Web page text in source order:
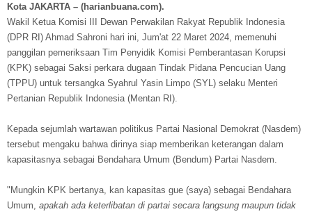
Kota JAKARTA – (harianbuana.com).
Wakil Ketua Komisi III Dewan Perwakilan Rakyat Republik Indonesia
(DPR RI) Ahmad Sahroni hari ini, Jum'at 22 Maret 2024, memenuhi
panggilan pemeriksaan Tim Penyidik Komisi Pemberantasan Korupsi
(KPK) sebagai Saksi perkara dugaan Tindak Pidana Pencucian Uang
(TPPU) untuk tersangka Syahrul Yasin Limpo (SYL) selaku Menteri
Pertanian Republik Indonesia (Mentan RI).
Kepada sejumlah wartawan politikus Partai Nasional Demokrat (Nasdem)
tersebut mengaku bahwa dirinya siap memberikan keterangan dalam
kapasitasnya sebagai Bendahara Umum (Bendum) Partai Nasdem.
"Mungkin KPK bertanya, kan kapasitas gue (saya) sebagai Bendahara
Umum, apakah ada keterlibatan di partai secara langsung maupun tidak